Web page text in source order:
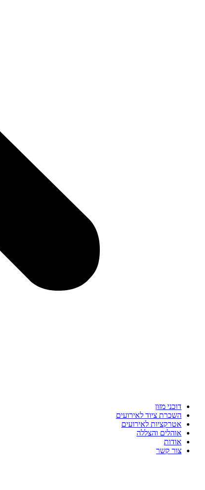
דוכני מזון
השכרת ציוד לאירועים
אטרקציות לאירועים
אוהלים והצללה
אודות
צור קשר